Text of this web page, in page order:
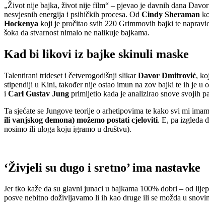
„Život nije bajka, život nije film“ – pjevao je davnih dana
nesvjesnih energija i psihičkih procesa. Od Cindy Sheraman
Hockenya koji je pročitao svih 220 Grimmovih bajki te
šoka da stvarnost nimalo ne nalikuje bajkama.
Kad bi likovi iz bajke skinuli maske
Talentirani trideset i četverogodišnji slikarDavor Dmitrović,
stipendiji u Kini, također nije ostao imun na zov bajki te ih je u
i Carl Gustav Jung primijetio kada je analizirao snove svojih
Ta sjećate se Jungove teorije o arhetipovima te kako svi mi
ili vanjskog demona) možemo postati cjeloviti. E, pa izgleda
nosimo ili uloga koju igramo u društvu).
‘Živjeli su dugo i sretno’ ima nastavke
Jer tko kaže da su glavni junaci u bajkama 100% dobri – od
posve nebitno doživljavamo li ih kao druge ili se možda u